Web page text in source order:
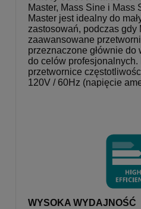
Master, Mass Sine i Mass
Master jest idealny do
zastosowań, podczas gdy
zaawansowane
przeznaczone głównie
do celów profesjonalnych.
przetwornice
120V / 60Hz (napięcie
WYSOKA WYDAJNOŚĆ